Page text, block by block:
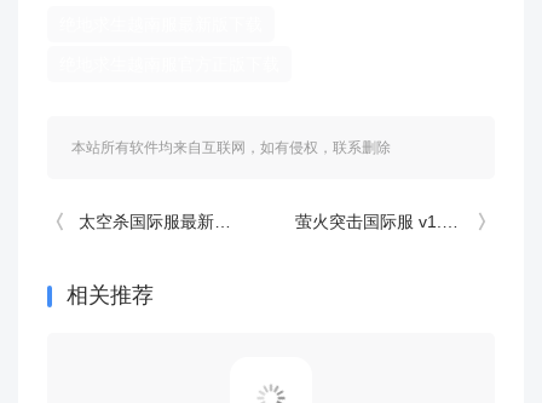
本站所有软件均来自互联网，如有侵权，联系删除
太空杀国际服最新版 v1.78.5.031安卓版 萤火突击国际服 v1.0.50505安卓版
相关推荐